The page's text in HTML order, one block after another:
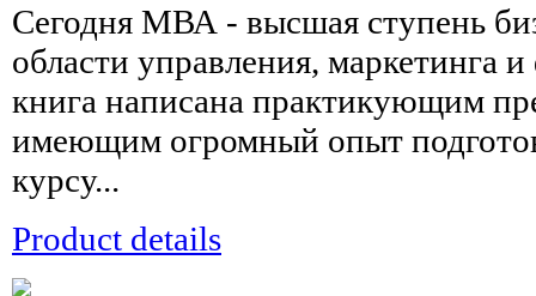
Сегодня МВА - высшая ступень
области управления, маркетинга
книга написана практикующим
имеющим огромный опыт
курсу...
Product details